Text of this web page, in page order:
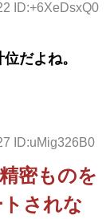
ID:+6XeDsxQ0
だよね。
ID:uMig326B0
密ものを
されな